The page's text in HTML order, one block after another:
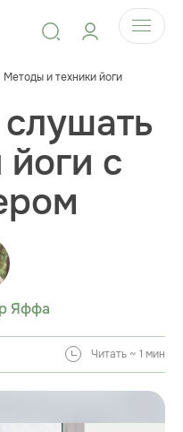
Методы и техники йоги
с
Яффа
Читать ~ 1 мин